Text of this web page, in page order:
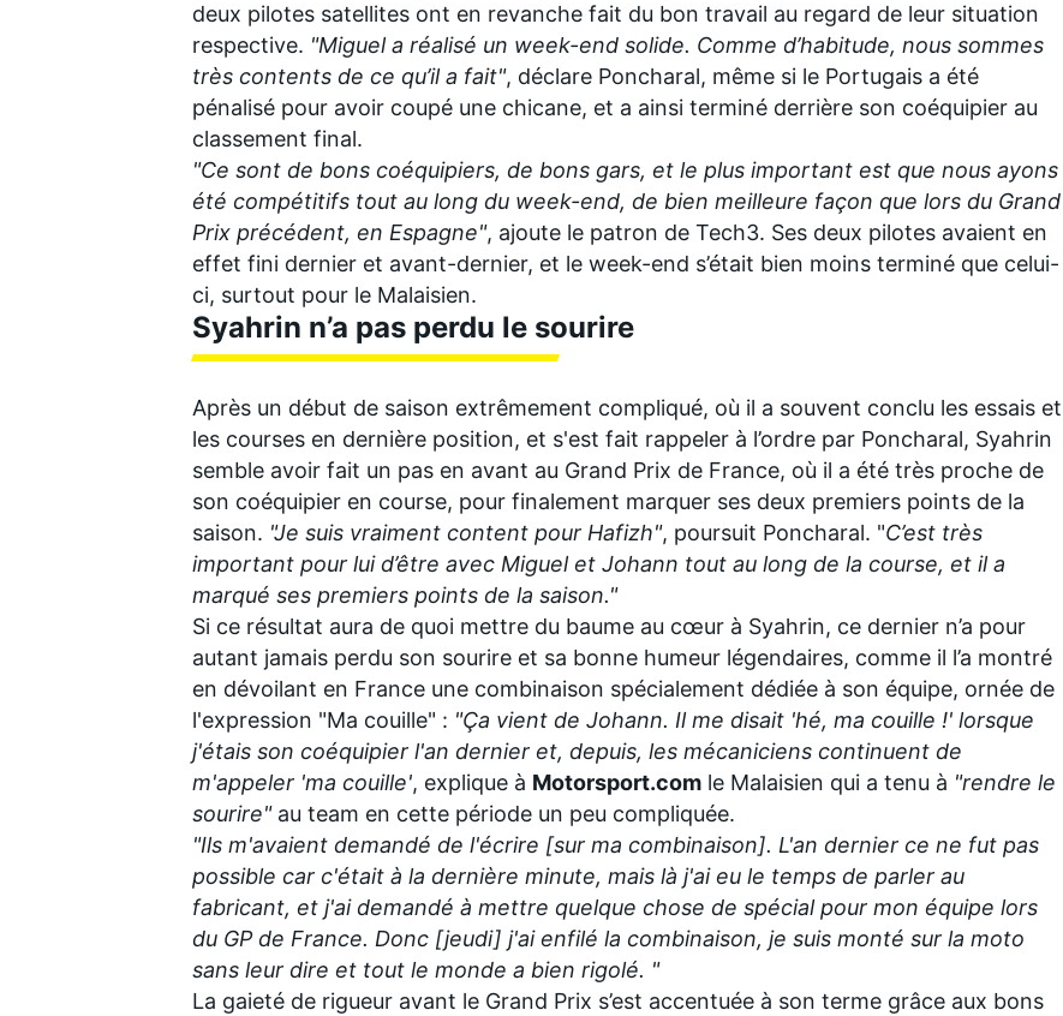
AUTRES CHAMPIONNATS
deux pilotes satellites ont en revanche fait du bon travail au regard de leur situation
respective. "Miguel a réalisé un week-end solide. Comme d’habitude, nous sommes
très contents de ce qu’il a fait", déclare Poncharal, même si le Portugais a été
pénalisé pour avoir coupé une chicane, et a ainsi terminé derrière son coéquipier au
classement final.
"Ce sont de bons coéquipiers, de bons gars, et le plus important est que nous ayons
été compétitifs tout au long du week-end, de bien meilleure façon que lors du Grand
Prix précédent, en Espagne", ajoute le patron de Tech3. Ses deux pilotes avaient en
effet fini dernier et avant-dernier, et le week-end s’était bien moins terminé que celui-
ci, surtout pour le Malaisien.
Syahrin n’a pas perdu le sourire
Après un début de saison extrêmement compliqué, où il a souvent conclu les essais et
les courses en dernière position, et s'est fait rappeler à l’ordre par Poncharal, Syahrin
semble avoir fait un pas en avant au Grand Prix de France, où il a été très proche de
son coéquipier en course, pour finalement marquer ses deux premiers points de la
saison. "Je suis vraiment content pour Hafizh", poursuit Poncharal. "C’est très
important pour lui d’être avec Miguel et Johann tout au long de la course, et il a
marqué ses premiers points de la saison."
Si ce résultat aura de quoi mettre du baume au cœur à Syahrin, ce dernier n’a pour
autant jamais perdu son sourire et sa bonne humeur légendaires, comme il l’a montré
en dévoilant en France une combinaison spécialement dédiée à son équipe, ornée de
l'expression "Ma couille" : "Ça vient de Johann. Il me disait 'hé, ma couille !' lorsque
j'étais son coéquipier l'an dernier et, depuis, les mécaniciens continuent de
m'appeler 'ma couille', explique à Motorsport.com le Malaisien qui a tenu à "rendre le
sourire"au team en cette période un peu compliquée.
"Ils m'avaient demandé de l'écrire [sur ma combinaison]. L'an dernier ce ne fut pas
possible car c'était à la dernière minute, mais là j'ai eu le temps de parler au
fabricant, et j'ai demandé à mettre quelque chose de spécial pour mon équipe lors
du GP de France. Donc [jeudi] j'ai enfilé la combinaison, je suis monté sur la moto
sans leur dire et tout le monde a bien rigolé. "
La gaieté de rigueur avant le Grand Prix s’est accentuée à son terme grâce aux bons